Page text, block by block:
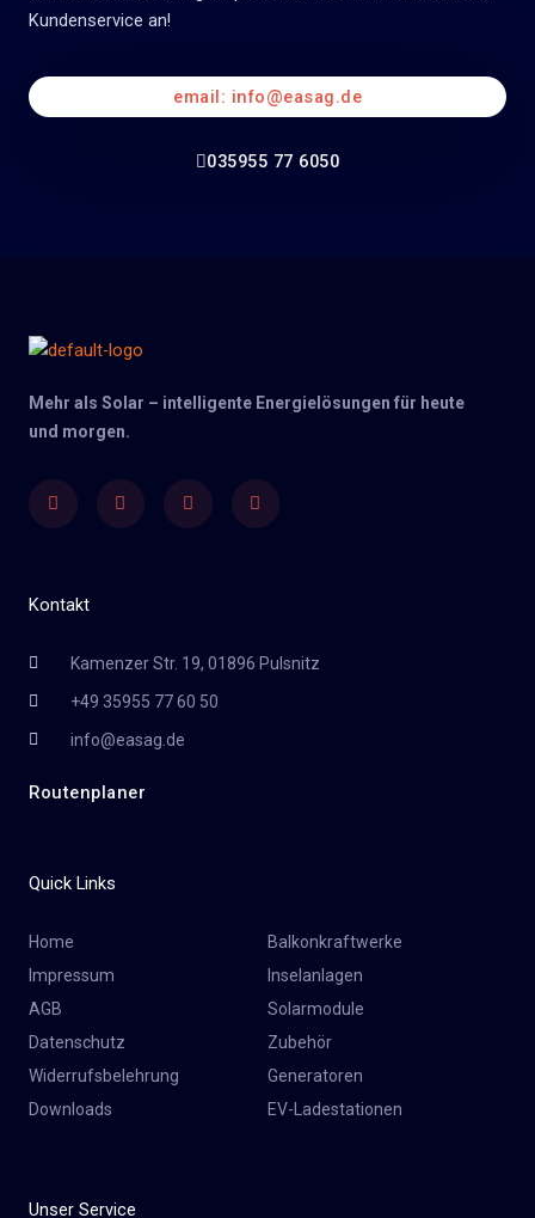
Kundenservice an!
email: info@easag.de
035955 77 6050
Mehr als Solar – intelligente Energielösungen für heute
und morgen.
FacebookTwitter YoutubeInstagram
Kontakt
Kamenzer Str. 19, 01896 Pulsnitz
+49 35955 77 60 50
info@easag.de
Routenplaner
Quick Links
Home
Impressum
AGB
Datenschutz
Widerrufsbelehrung
Downloads
Balkonkraftwerke
Inselanlagen
Solarmodule
Zubehör
Generatoren
EV-Ladestationen
Unser Service